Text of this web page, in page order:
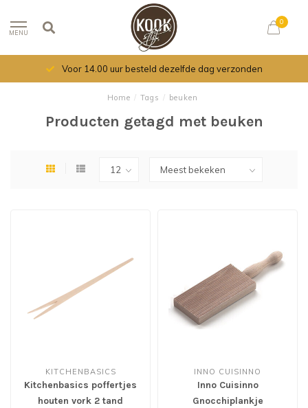
MENU
0
Voor 14.00 uur besteld dezelfde dag verzonden
Home / Tags / beuken
Producten getagd met beuken
KITCHENBASICS
Kitchenbasics poffertjes
houten vork 2 tand
INNO CUISINNO
Inno Cuisinno
Gnocchiplankje